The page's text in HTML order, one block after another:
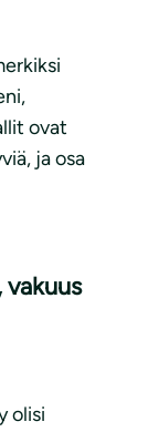
ovat
ja osa
olisi